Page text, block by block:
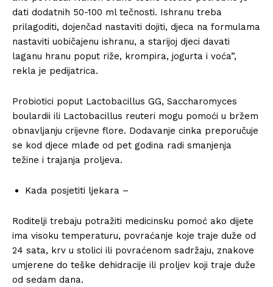
dati dodatnih 50-100 ml tečnosti. Ishranu treba
prilagoditi, dojenčad nastaviti dojiti, djeca na formulama
nastaviti uobičajenu ishranu, a starijoj djeci davati
laganu hranu poput riže, krompira, jogurta i voća”,
rekla je pedijatrica.
Probiotici poput Lactobacillus GG, Saccharomyces
boulardii ili Lactobacillus reuteri mogu pomoći u bržem
obnavljanju crijevne flore. Dodavanje cinka preporučuje
se kod djece mlađe od pet godina radi smanjenja
težine i trajanja proljeva.
Kada posjetiti ljekara –
Roditelji trebaju potražiti medicinsku pomoć ako dijete
ima visoku temperaturu, povraćanje koje traje duže od
24 sata, krv u stolici ili povraćenom sadržaju, znakove
umjerene do teške dehidracije ili proljev koji traje duže
od sedam dana.